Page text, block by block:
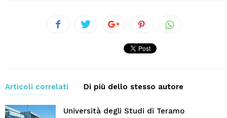
Articoli correlati Di più dello stesso autore
Università degli Studi di Teramo